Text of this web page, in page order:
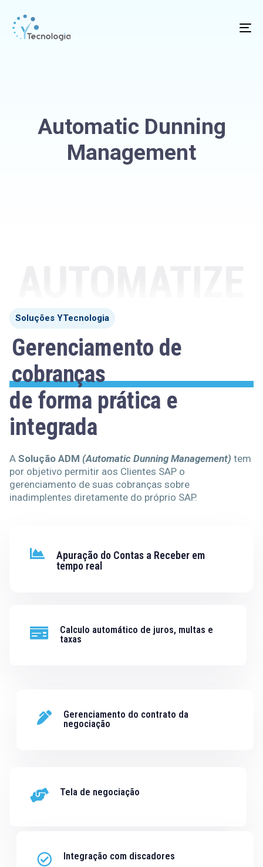
Automatic Dunning
Management
Soluções YTecnologia
Gerenciamento de
cobranças
de forma prática e
integrada
A Solução ADM (Automatic Dunning Management) tem
por objetivo permitir aos Clientes SAP o
gerenciamento de suas cobranças sobre
inadimplentes diretamente do próprio SAP.
Apuração do Contas a Receber em
tempo real
Calculo automático de juros, multas e
taxas
Gerenciamento do contrato da
negociação
Tela de negociação
Integração com discadores